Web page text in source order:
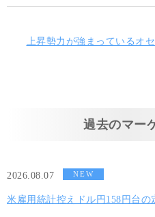
上昇勢力が強まっているオ
過去のマー
2026.08.07 NEW
米雇用統計控えドル円158円台の